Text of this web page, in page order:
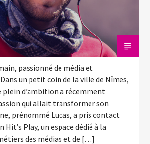
passionné de média et
un petit coin de la ville de Nîmes,
plein d’ambition a récemment
qui allait transformer son
prénommé Lucas, a pris contact
Hit’s Play, un espace dédié à la
des médias et de […]